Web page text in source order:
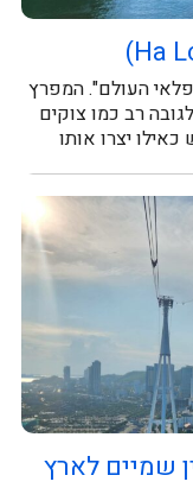
העולם". המפרץ
לגובה רב כמו צוקים
יצרו אותו
שמיים לארץ